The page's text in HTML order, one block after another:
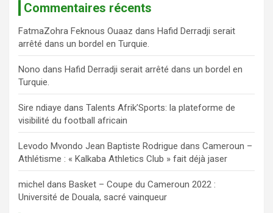
Commentaires récents
FatmaZohra Feknous Ouaaz dans Hafid Derradji serait
arrêté dans un bordel en Turquie.
Nono dans Hafid Derradji serait arrêté dans un bordel en
Turquie.
Sire ndiaye dans Talents Afrik’Sports: la plateforme de
visibilité du football africain
Levodo Mvondo Jean Baptiste Rodrigue dans Cameroun –
Athlétisme : « Kalkaba Athletics Club » fait déjà jaser
michel dans Basket – Coupe du Cameroun 2022 :
Université de Douala, sacré vainqueur